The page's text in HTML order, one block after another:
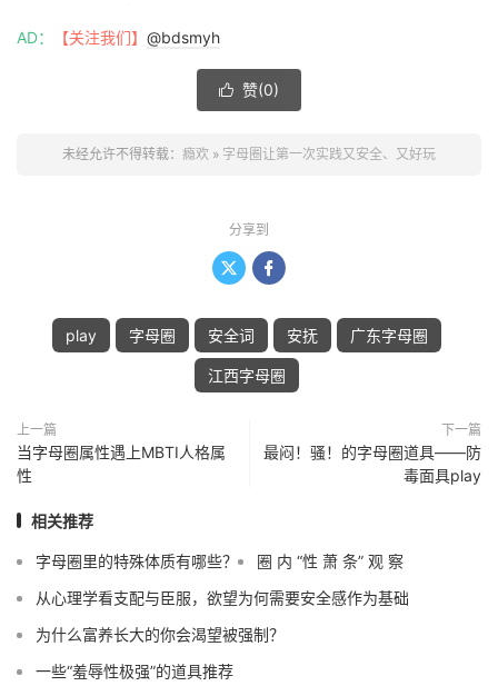
AD： 【关注我们】 @bdsmyh
 赞(0)
未经允许不得转载： 瘾欢 » 字母圈让第一次实践又安全、又好玩
分享到
 
play 字母圈 安全词 安抚 广东字母圈
江西字母圈
上一篇
当字母圈属性遇上MBTI人格属
性
下一篇
最闷！骚！的字母圈道具——防
毒面具play
相关推荐
字母圈里的特殊体质有哪些？
圈 内 “性 萧 条” 观 察
从心理学看支配与臣服，欲望为何需要安全感作为基础
为什么富养长大的你会渴望被强制？
一些“羞辱性极强”的道具推荐